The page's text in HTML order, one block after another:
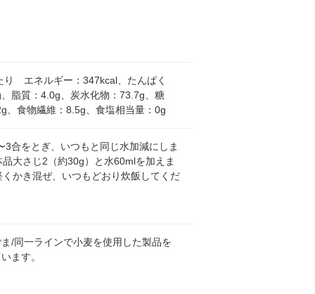
り エネルギー：347kcal、たんぱく
脂質：4.0g、炭水化物：73.7g、糖
、食物繊維：8.5g、食塩相当量：0g
3合をとぎ、いつもと同じ水加減にしま
大さじ2（約30g）と水60mlを加えま
くかき混ぜ、いつもどおり炊飯してくだ
/同一ラインで小麦を使用した製品を
ます。